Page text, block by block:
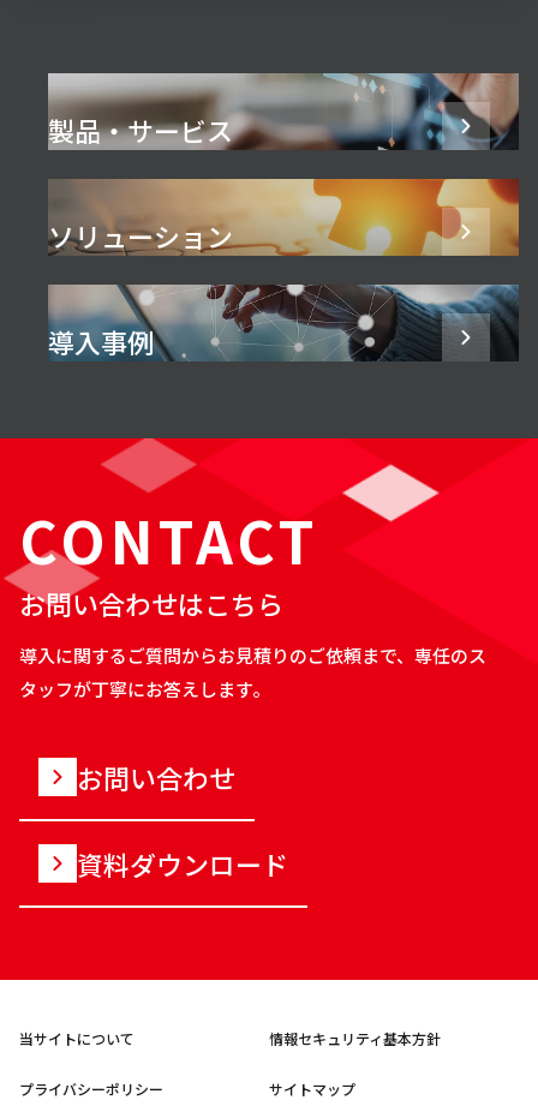
製品・サービス
ソリューション
導入事例
CONTACT
お問い合わせはこちら
導入に関するご質問からお見積りのご依頼まで、専任のス
タッフが丁寧にお答えします。
お問い合わせ
資料ダウンロード
当サイトについて 情報セキュリティ基本方針
プライバシーポリシー サイトマップ